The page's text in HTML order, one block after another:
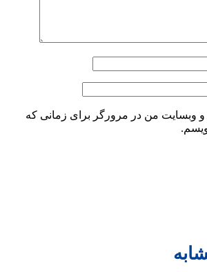
و وبسایت من در مرورگر برای زمانی که